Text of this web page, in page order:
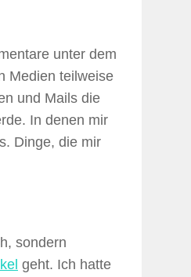
unter dem
Medien teilweise
und Mails die
In denen mir
Dinge, die mir
sondern
geht. Ich hatte